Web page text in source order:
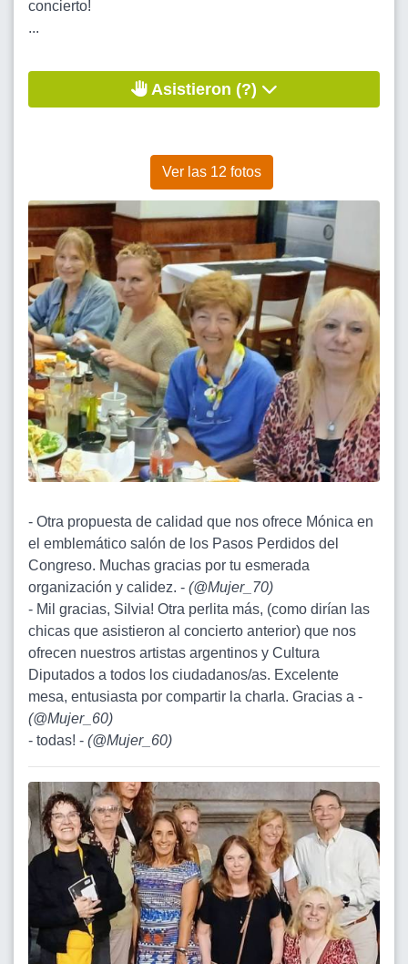
concierto!
...
Asistieron (?)
Ver las 12 fotos
- Otra propuesta de calidad que nos ofrece Mónica en
el emblemático salón de los Pasos Perdidos del
Congreso. Muchas gracias por tu esmerada
organización y calidez. - (@Mujer_70)
- Mil gracias, Silvia! Otra perlita más, (como dirían las
chicas que asistieron al concierto anterior) que nos
ofrecen nuestros artistas argentinos y Cultura
Diputados a todos los ciudadanos/as. Excelente
mesa, entusiasta por compartir la charla. Gracias a -
(@Mujer_60)
- todas! - (@Mujer_60)